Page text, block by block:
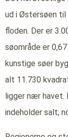
ud i Østersøen
floden. Der er
søområde er
kunstige søer
alt 11.730
ligger nær havet.
indeholder salt;